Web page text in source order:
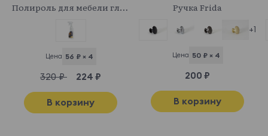
Полироль для мебели глянцевый
Цена 56 ₽ × 4
320 ₽ 224 ₽
В корзину
Ручка Frida
+1
Цена 50 ₽ × 4
200 ₽
В корзину